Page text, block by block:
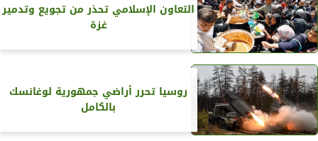
التعاون الإسلامي تحذر من تجويع وتدمير
غزة
روسيا تحرر أراضي جمهورية لوغانسك
بالكامل